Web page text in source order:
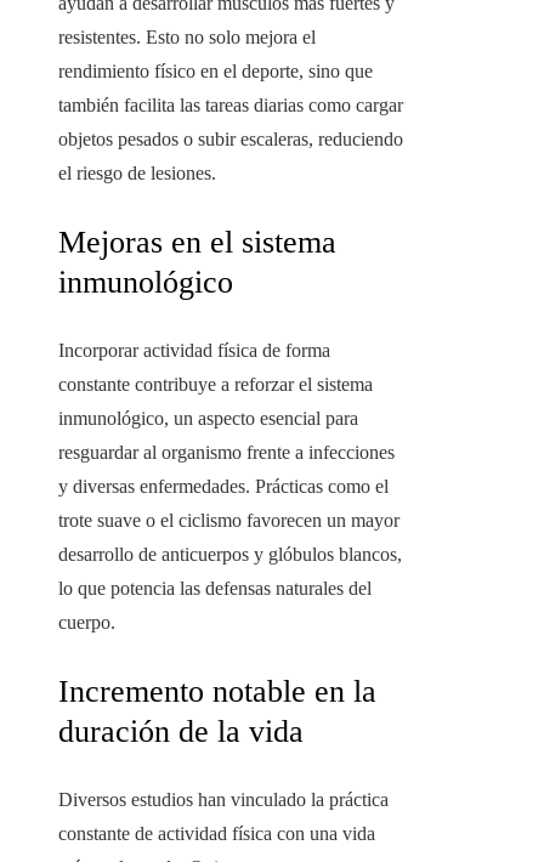
resistentes. Esto no solo mejora el
rendimiento físico en el deporte, sino que
también facilita las tareas diarias como cargar
objetos pesados o subir escaleras, reduciendo
el riesgo de lesiones.
Mejoras en el sistema
inmunológico
Incorporar actividad física de forma
constante contribuye a reforzar el sistema
inmunológico, un aspecto esencial para
resguardar al organismo frente a infecciones
y diversas enfermedades. Prácticas como el
trote suave o el ciclismo favorecen un mayor
desarrollo de anticuerpos y glóbulos blancos,
lo que potencia las defensas naturales del
cuerpo.
Incremento notable en la
duración de la vida
Diversos estudios han vinculado la práctica
constante de actividad física con una vida